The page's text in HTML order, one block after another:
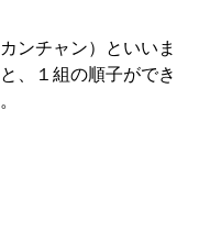
ンチャン）といいま
、１組の順子ができ